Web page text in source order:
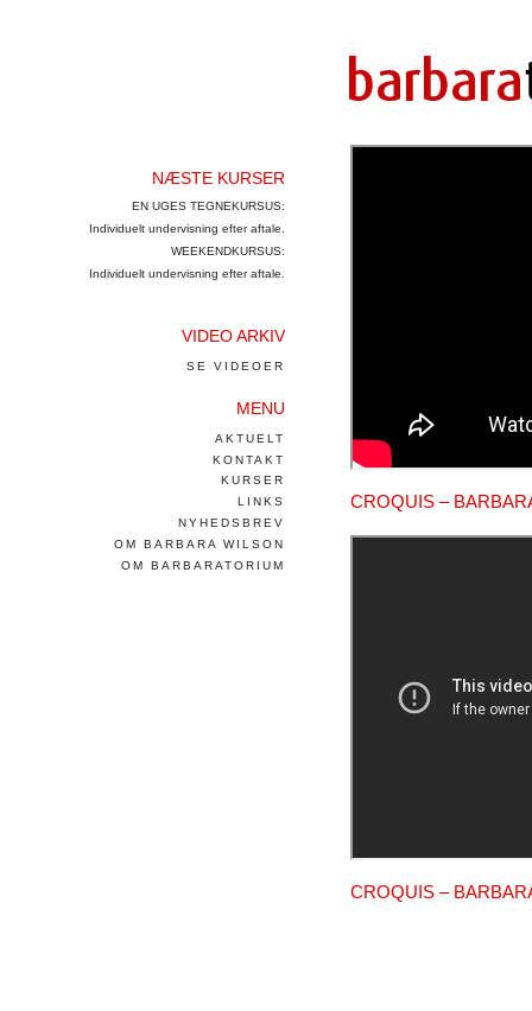
CROQUIS –
CROQUIS –
NÆSTE KURSER
EN UGES TEGNEKURSUS:
Individuelt undervisning efter aftale.
WEEKENDKURSUS:
Individuelt undervisning efter aftale.
VIDEO ARKIV
SE VIDEOER
MENU
AKTUELT
KONTAKT
KURSER
LINKS
NYHEDSBREV
OM BARBARA WILSON
OM BARBARATORIUM